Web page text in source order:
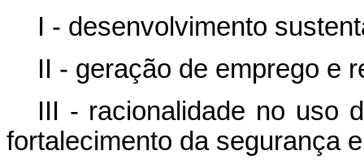
I - desenvolvimento
II - geração de emprego e
III - racionalidade no uso
fortalecimento da segurança